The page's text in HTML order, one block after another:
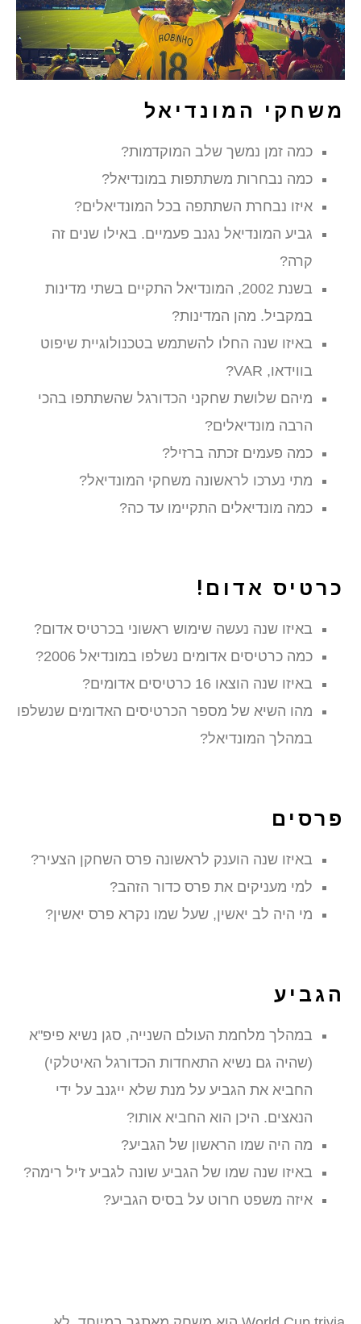
משחקי המונדיאל
כמה זמן נמשך שלב המוקדמות?
כמה נבחרות משתתפות במונדיאל?
איזו נבחרת השתתפה בכל המונדיאלים?
גביע המונדיאל נגנב פעמיים. באילו שנים זה
קרה?
בשנת 2002, המונדיאל התקיים בשתי מדינות
במקביל. מהן המדינות?
באיזו שנה החלו להשתמש בטכנולוגיית שיפוט
בווידאו, VAR?
מיהם שלושת שחקני הכדורגל שהשתתפו בהכי
הרבה מונדיאלים?
כמה פעמים זכתה ברזיל?
מתי נערכו לראשונה משחקי המונדיאל?
כמה מונדיאלים התקיימו עד כה?
כרטיס אדום!
באיזו שנה נעשה שימוש ראשוני בכרטיס אדום?
כמה כרטיסים אדומים נשלפו במונדיאל 2006?
באיזו שנה הוצאו 16 כרטיסים אדומים?
מהו השיא של מספר הכרטיסים האדומים שנשלפו
במהלך המונדיאל?
פרסים
באיזו שנה הוענק לראשונה פרס השחקן הצעיר?
למי מעניקים את פרס כדור הזהב?
מי היה לב יאשין, שעל שמו נקרא פרס יאשין?
הגביע
במהלך מלחמת העולם השנייה, סגן נשיא פיפ"א
(שהיה גם נשיא התאחדות הכדורגל האיטלקי)
החביא את הגביע על מנת שלא ייגנב על ידי
הנאצים. היכן הוא החביא אותו?
מה היה שמו הראשון של הגביע?
באיזו שנה שמו של הגביע שונה לגביע ז'יל רימה?
איזה משפט חרוט על בסיס הגביע?